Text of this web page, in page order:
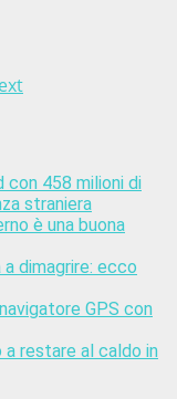
con 458 milioni di
straniera
è una buona
dimagrire: ecco
GPS con
a restare al caldo in